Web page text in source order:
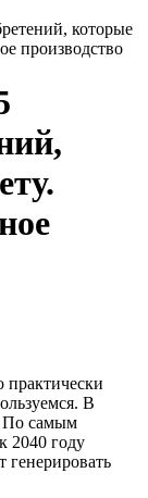
которые
производство
практически
В
По самым
2040 году
генерировать